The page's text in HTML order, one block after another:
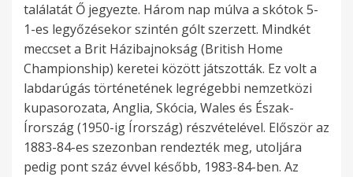
találatát Ő jegyezte. Három nap múlva a skótok 5-
1-es legyőzésekor szintén gólt szerzett. Mindkét
meccset a Brit Házibajnokság (British Home
Championship) keretei között játszották. Ez volt a
labdarúgás történetének legrégebbi nemzetközi
kupasorozata, Anglia, Skócia, Wales és Észak-
Írország (1950-ig Írország) részvételével. Először az
1883-84-es szezonban rendezték meg, utoljára
pedig pont száz évvel később, 1983-84-ben. Az